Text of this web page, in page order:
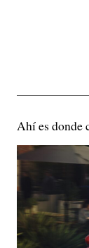
Ahí es donde